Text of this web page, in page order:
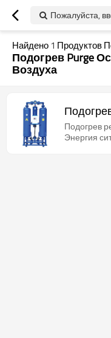
Пожалуйста,
Найдено 1 Продуктов
Подогрев Purge
Воздуха
Подогрев
Энергия